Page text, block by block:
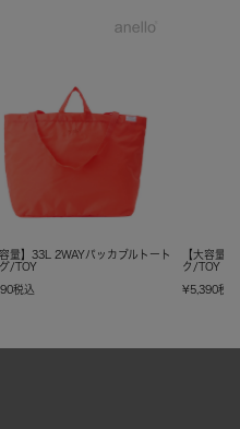
容量】33L 2WAYパッカブルトート
/TOY
税込
【大容量
ク/TOY
¥5,390税込